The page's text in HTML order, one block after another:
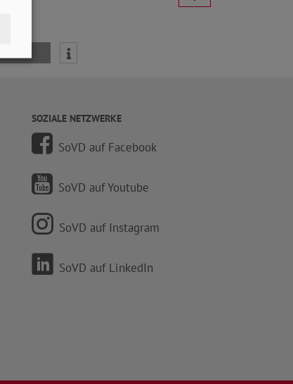
SOZIALE NETZWERKE
SoVD auf Facebook
SoVD auf Youtube
SoVD auf Instagram
SoVD auf LinkedIn